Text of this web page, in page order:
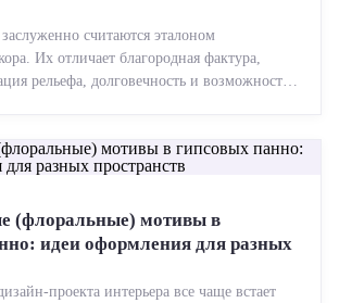
считаются эталоном
Их отличает благородная фактура,
рельефа, долговечность и возможность
(флоральные) мотивы в
идеи оформления для разных
проекта интерьера все чаще встает